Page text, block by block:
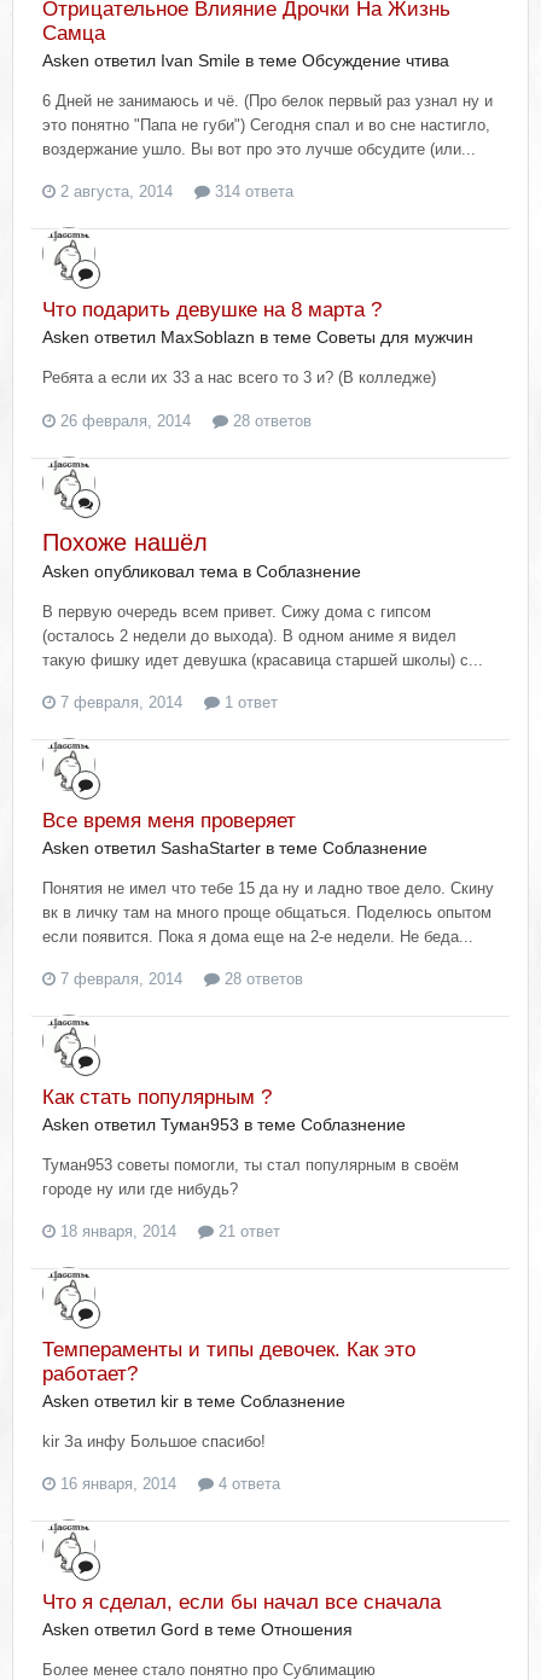
Отрицательное Влияние Дрочки На Жизнь
Самца
Asken ответил Ivan Smile в теме Обсуждение чтива
6 Дней не занимаюсь и чё. (Про белок первый раз узнал ну и
это понятно "Папа не губи") Сегодня спал и во сне настигло,
воздержание ушло. Вы вот про это лучше обсудите (или...
2 августа, 2014 314 ответа
Что подарить девушке на 8 марта ?
Asken ответил MaxSoblazn в теме Советы для мужчин
Ребята а если их 33 а нас всего то 3 и? (В колледже)
26 февраля, 2014 28 ответов
Похоже нашёл
Asken опубликовал тема в Соблазнение
В первую очередь всем привет. Сижу дома с гипсом
(осталось 2 недели до выхода). В одном аниме я видел
такую фишку идет девушка (красавица старшей школы) с...
7 февраля, 2014 1 ответ
Все время меня проверяет
Asken ответил SashaStarter в теме Соблазнение
Понятия не имел что тебе 15 да ну и ладно твое дело. Скину
вк в личку там на много проще общаться. Поделюсь опытом
если появится. Пока я дома еще на 2-е недели. Не беда...
7 февраля, 2014 28 ответов
Как стать популярным ?
Asken ответил Туман953 в теме Соблазнение
Туман953 советы помогли, ты стал популярным в своём
городе ну или где нибудь?
18 января, 2014 21 ответ
Темпераменты и типы девочек. Как это
работает?
Asken ответил kir в теме Соблазнение
kir За инфу Большое спасибо!
16 января, 2014 4 ответа
Что я сделал, если бы начал все сначала
Asken ответил Gord в теме Отношения
Более менее стало понятно про Сублимацию